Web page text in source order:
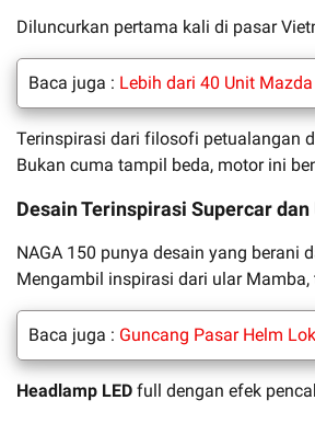
Diluncurkan pertama kali di pasar
Baca juga : Lebih dari 40 Unit
Terinspirasi dari filosofi petualangan
Bukan cuma tampil beda, motor ini
Desain Terinspirasi Supercar
NAGA 150 punya desain yang berani
Mengambil inspirasi dari ular
Baca juga : Guncang Pasar Helm
Headlamp LED full dengan efek